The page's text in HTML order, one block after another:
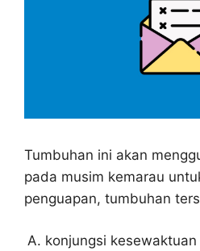
Tumbuhan ini akan
pada musim kemarau
penguapan, tumbuhan
konjungsi